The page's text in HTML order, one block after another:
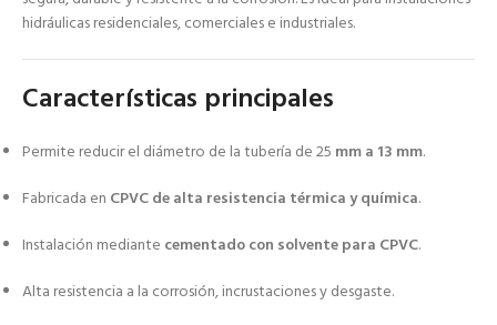
hidráulicas residenciales, comerciales e industriales.
Características principales
Permite reducir el diámetro de la tubería de 25 mm a 13 mm.
Fabricada en CPVC de alta resistencia térmica y química.
Instalación mediante cementado con solvente para CPVC.
Alta resistencia a la corrosión, incrustaciones y desgaste.